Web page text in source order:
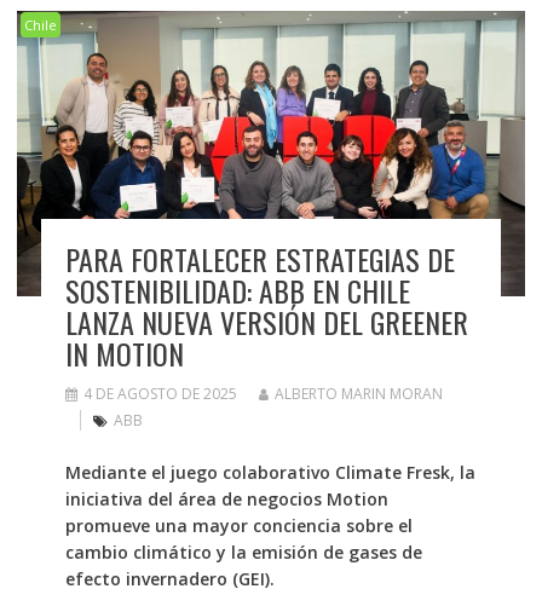
Chile
PARA FORTALECER ESTRATEGIAS DE
SOSTENIBILIDAD: ABB EN CHILE
LANZA NUEVA VERSIÓN DEL GREENER
IN MOTION
4 DE AGOSTO DE 2025
ALBERTO MARIN MORAN
ABB
Mediante el juego colaborativo Climate Fresk, la
iniciativa del área de negocios Motion
promueve una mayor conciencia sobre el
cambio climático y la emisión de gases de
efecto invernadero (GEI).